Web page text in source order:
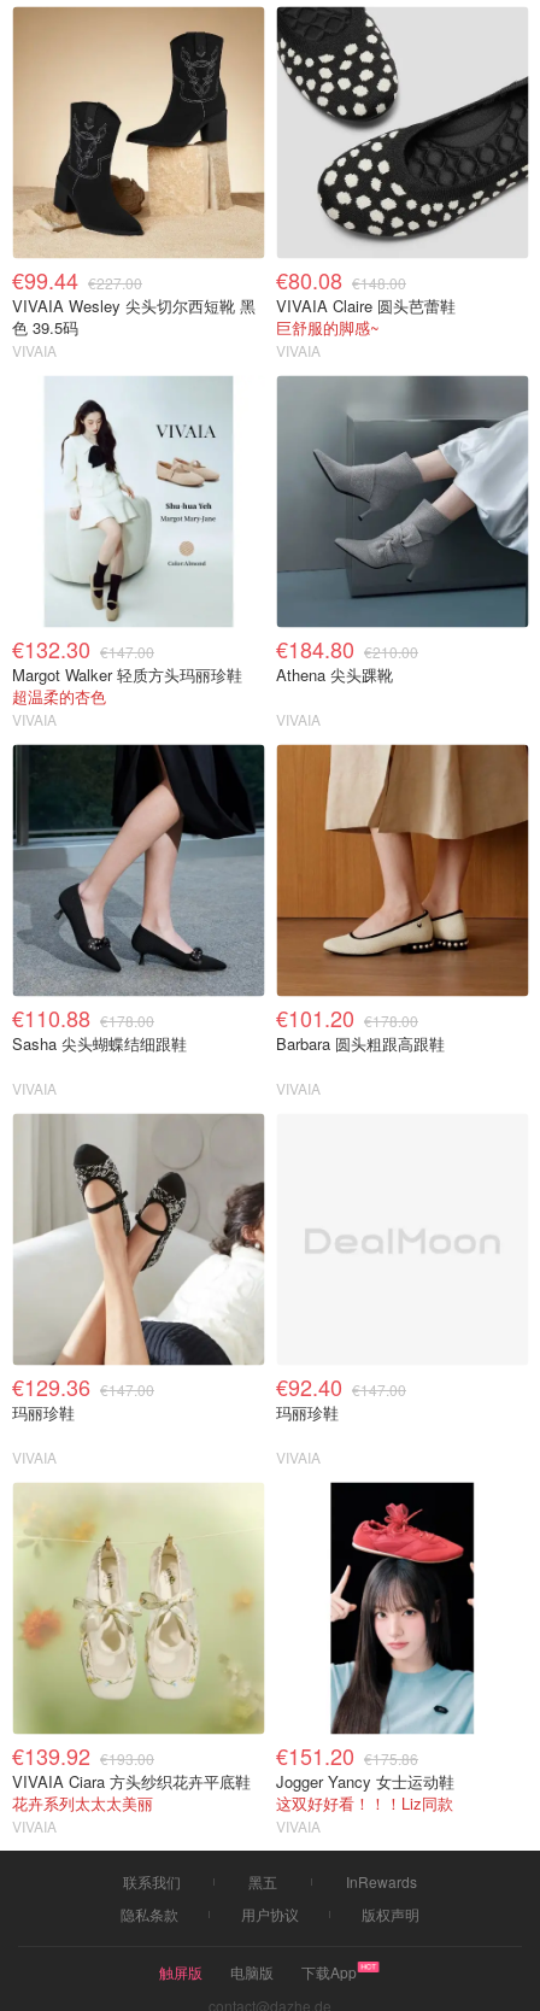
€99.44 €227.00
VIVAIA Wesley 尖头切尔西短靴 黑
色 39.5码
VIVAIA
€80.08 €148.00
VIVAIA Claire 圆头芭蕾鞋
巨舒服的脚感~
VIVAIA
€132.30 €147.00
Margot Walker 轻质方头玛丽珍鞋
超温柔的杏色
VIVAIA
€184.80 €210.00
Athena 尖头踝靴
VIVAIA
€110.88 €178.00
Sasha 尖头蝴蝶结细跟鞋
VIVAIA
€101.20 €178.00
Barbara 圆头粗跟高跟鞋
VIVAIA
€129.36 €147.00
玛丽珍鞋
VIVAIA
€92.40 €147.00
玛丽珍鞋
VIVAIA
€139.92 €193.00
VIVAIA Ciara 方头纱织花卉平底鞋
花卉系列太太太美丽
VIVAIA
€151.20 €175.86
Jogger Yancy 女士运动鞋
这双好好看！！！Liz同款
VIVAIA
联系我们 黑五
InRewards
隐私条款
用户协议 版权声明
触屏版 电脑版
下载App
contact@dazhe.de